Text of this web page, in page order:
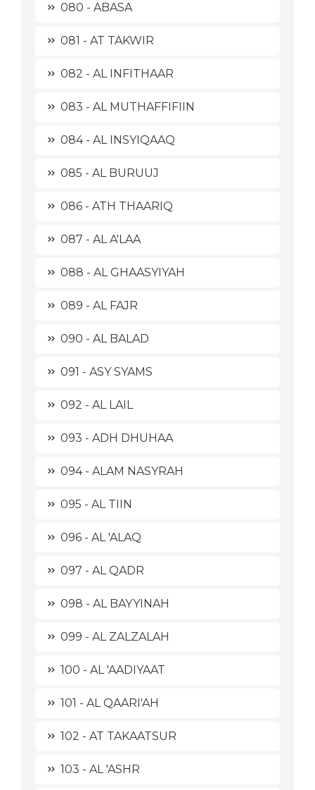
080 - ABASA
081 - AT TAKWIR
082 - AL INFITHAAR
083 - AL MUTHAFFIFIIN
084 - AL INSYIQAAQ
085 - AL BURUUJ
086 - ATH THAARIQ
087 - AL A'LAA
088 - AL GHAASYIYAH
089 - AL FAJR
090 - AL BALAD
091 - ASY SYAMS
092 - AL LAIL
093 - ADH DHUHAA
094 - ALAM NASYRAH
095 - AL TIIN
096 - AL 'ALAQ
097 - AL QADR
098 - AL BAYYINAH
099 - AL ZALZALAH
100 - AL 'AADIYAAT
101 - AL QAARI'AH
102 - AT TAKAATSUR
103 - AL 'ASHR